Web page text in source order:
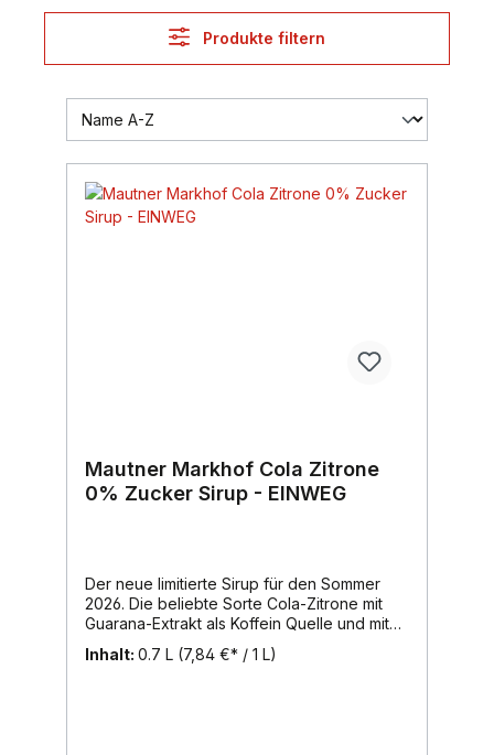
Produkte filtern
Mautner Markhof Cola Zitrone
0% Zucker Sirup - EINWEG
Der neue limitierte Sirup für den Sommer
2026. Die beliebte Sorte Cola-Zitrone mit
Guarana-Extrakt als Koffein Quelle und mit
Eberraute-Extrakt für den typischen
Colageschmack. Abgerundet wird der Sirup
Inhalt: 0.7 L (7,84 €* / 1 L)